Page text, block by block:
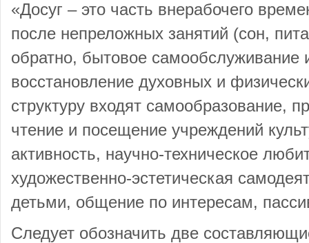
«Досуг – это часть внерабочего
после непреложных занятий (сон,
обратно, бытовое самообслуживание
восстановление духовных и
структуру входят самообразование,
чтение и посещение учреждений
активность, научно-техническое
художественно-эстетическая
детьми, общение по интересам,
Следует обозначить две